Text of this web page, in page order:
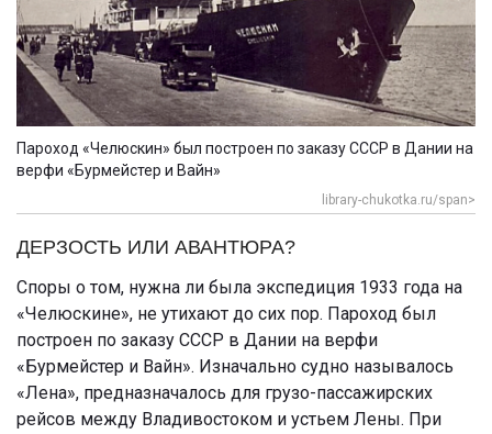
Пароход «Челюскин» был построен по заказу СССР в Дании на
верфи «Бурмейстер и Вайн»
library-chukotka.ru/span>
ДЕРЗОСТЬ ИЛИ АВАНТЮРА?
Споры о том, нужна ли была экспедиция 1933 года на
«Челюскине», не утихают до сих пор. Пароход был
построен по заказу СССР в Дании на верфи
«Бурмейстер и Вайн». Изначально судно называлось
«Лена», предназначалось для грузо-пассажирских
рейсов между Владивостоком и устьем Лены. При